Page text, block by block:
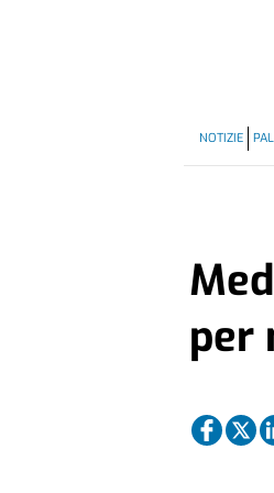
NOTIZIE
per